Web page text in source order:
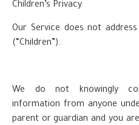
Children’s Privacy
Our Service does not
(“Children”).
We do not knowingly
information from anyone
parent or guardian and you